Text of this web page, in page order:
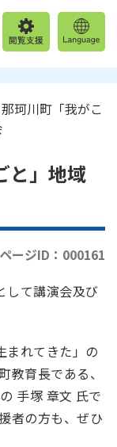
珂川町「我がこ
と」地域
ページID：000161
して講演会及び
まれてきた」の
教育長である、
手塚 章文 氏で
者の方も、ぜひ